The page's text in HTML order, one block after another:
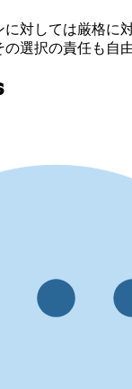
対しては厳格に
選択の責任も自由